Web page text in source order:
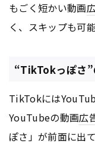
もごく短かい動画
く、スキップも可能
“TikTokっぽさ”
TikTokには
YouTubeの動画広
ぽさ」が前面に出